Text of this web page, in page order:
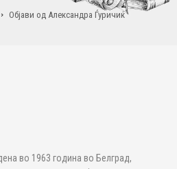
Објави од Александра Ѓуричиќ
во 1963 година во Белград,